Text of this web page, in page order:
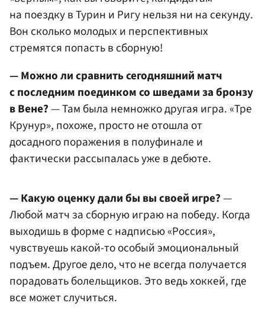
на поездку в Турин и Ригу нельзя ни на секунду.
Вон сколько молодых и перспективных
стремятся попасть в сборную!
— Можно ли сравнить сегодняшний матч
с последним поединком со шведами за бронзу
в Вене?— Там была немножко другая игра. «Тре
Крунур», похоже, просто не отошла от
досадного поражения в полуфинале и
фактически рассыпалась уже в дебюте.
— Какую оценку дали бы вы своей игре?—
Любой матч за сборную играю на победу. Когда
выходишь в форме с надписью «Россия»,
чувствуешь какой-то особый эмоциональный
подъем. Другое дело, что не всегда получается
порадовать болельщиков. Это ведь хоккей, где
все может случиться.